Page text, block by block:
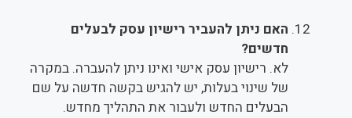
האם ניתן להעביר רישיון עסק לבעלים
חדשים?
לא. רישיון עסק אישי ואינו ניתן להעברה. במקרה
של שינוי בעלות, יש להגיש בקשה חדשה על שם
הבעלים החדש ולעבור את התהליך מחדש.